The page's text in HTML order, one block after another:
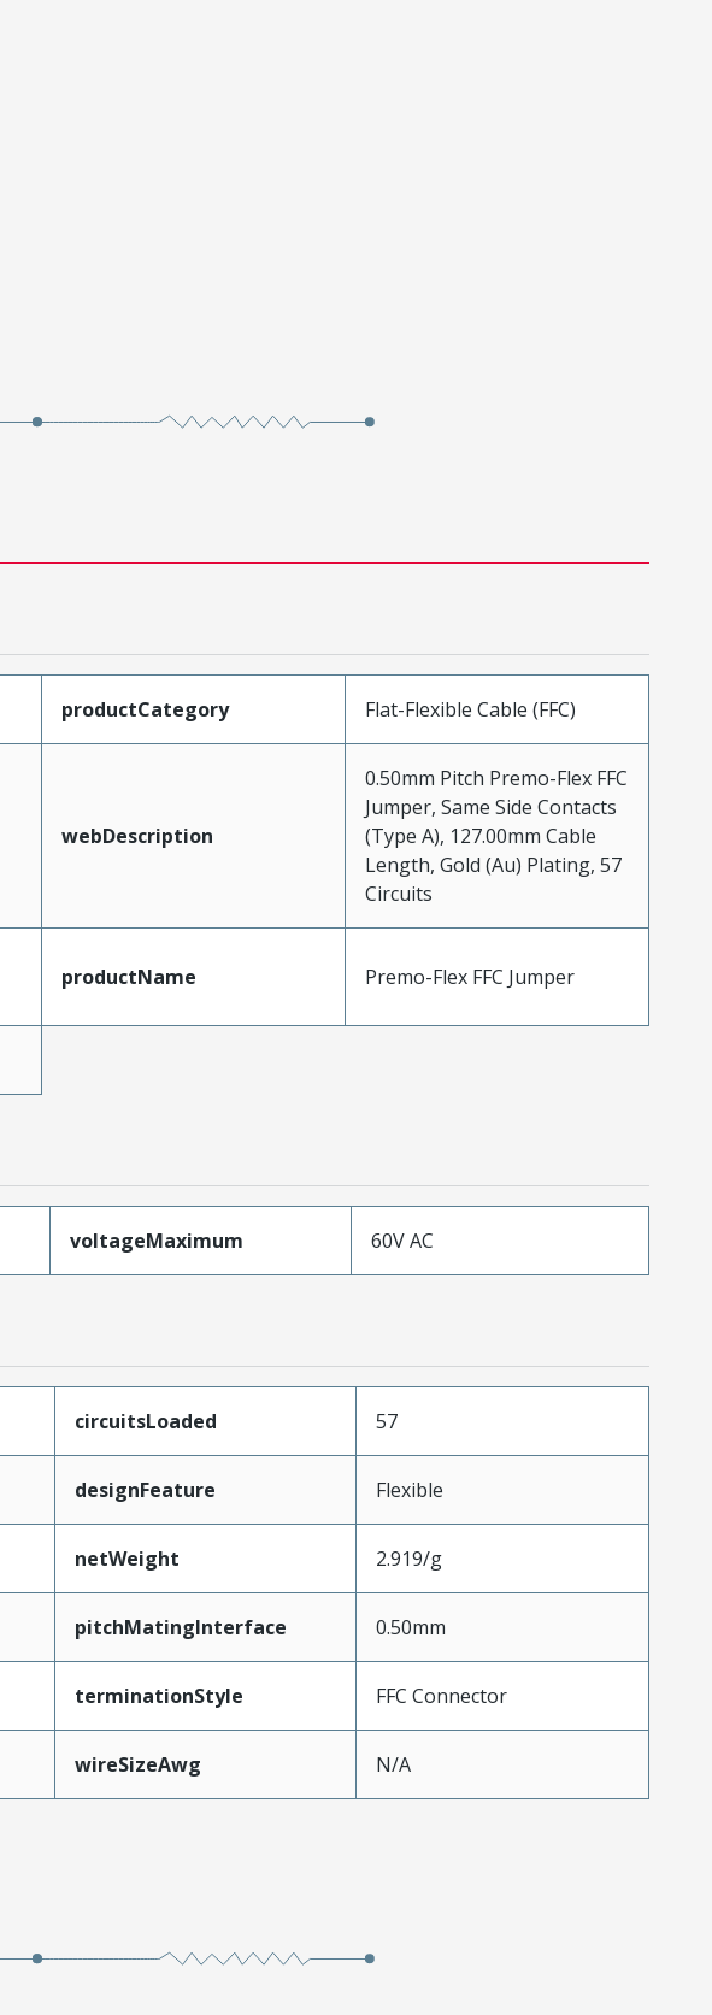
productCategory Flat-Flexible Cable (FFC)
webDescription
0.50mm Pitch Premo-Flex FFC
Jumper, Same Side Contacts
(Type A), 127.00mm Cable
Length, Gold (Au) Plating, 57
Circuits
productName Premo-Flex FFC Jumper
voltageMaximum 60V AC
circuitsLoaded 57
designFeature Flexible
netWeight 2.919/g
pitchMatingInterface 0.50mm
terminationStyle FFC Connector
wireSizeAwg N/A